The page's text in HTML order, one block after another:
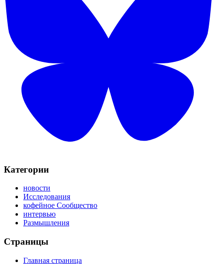
Категории
новости
Исследования
кофейное Сообщество
интервью
Размышления
Страницы
Главная страница